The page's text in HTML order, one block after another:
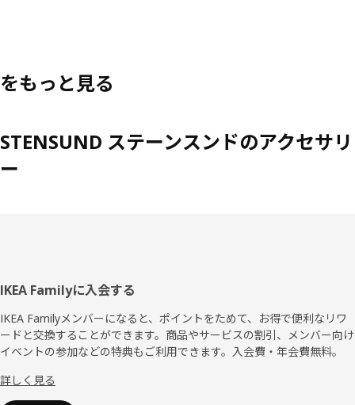
をもっと見る
STENSUND ステーンスンドのアクセサリ
ー
フ
ッ
タ
IKEA Familyに入会する
IKEA Familyメンバーになると、ポイントをためて、お得で便利なリワ
ードと交換することができます。商品やサービスの割引、メンバー向け
イベントの参加などの特典もご利用できます。入会費・年会費無料。
詳しく見る